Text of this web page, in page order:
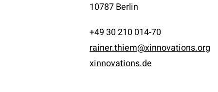
10787 Berlin
+49 30 210 014-70
rainer.thiem@xinnovations.org
xinnovations.de